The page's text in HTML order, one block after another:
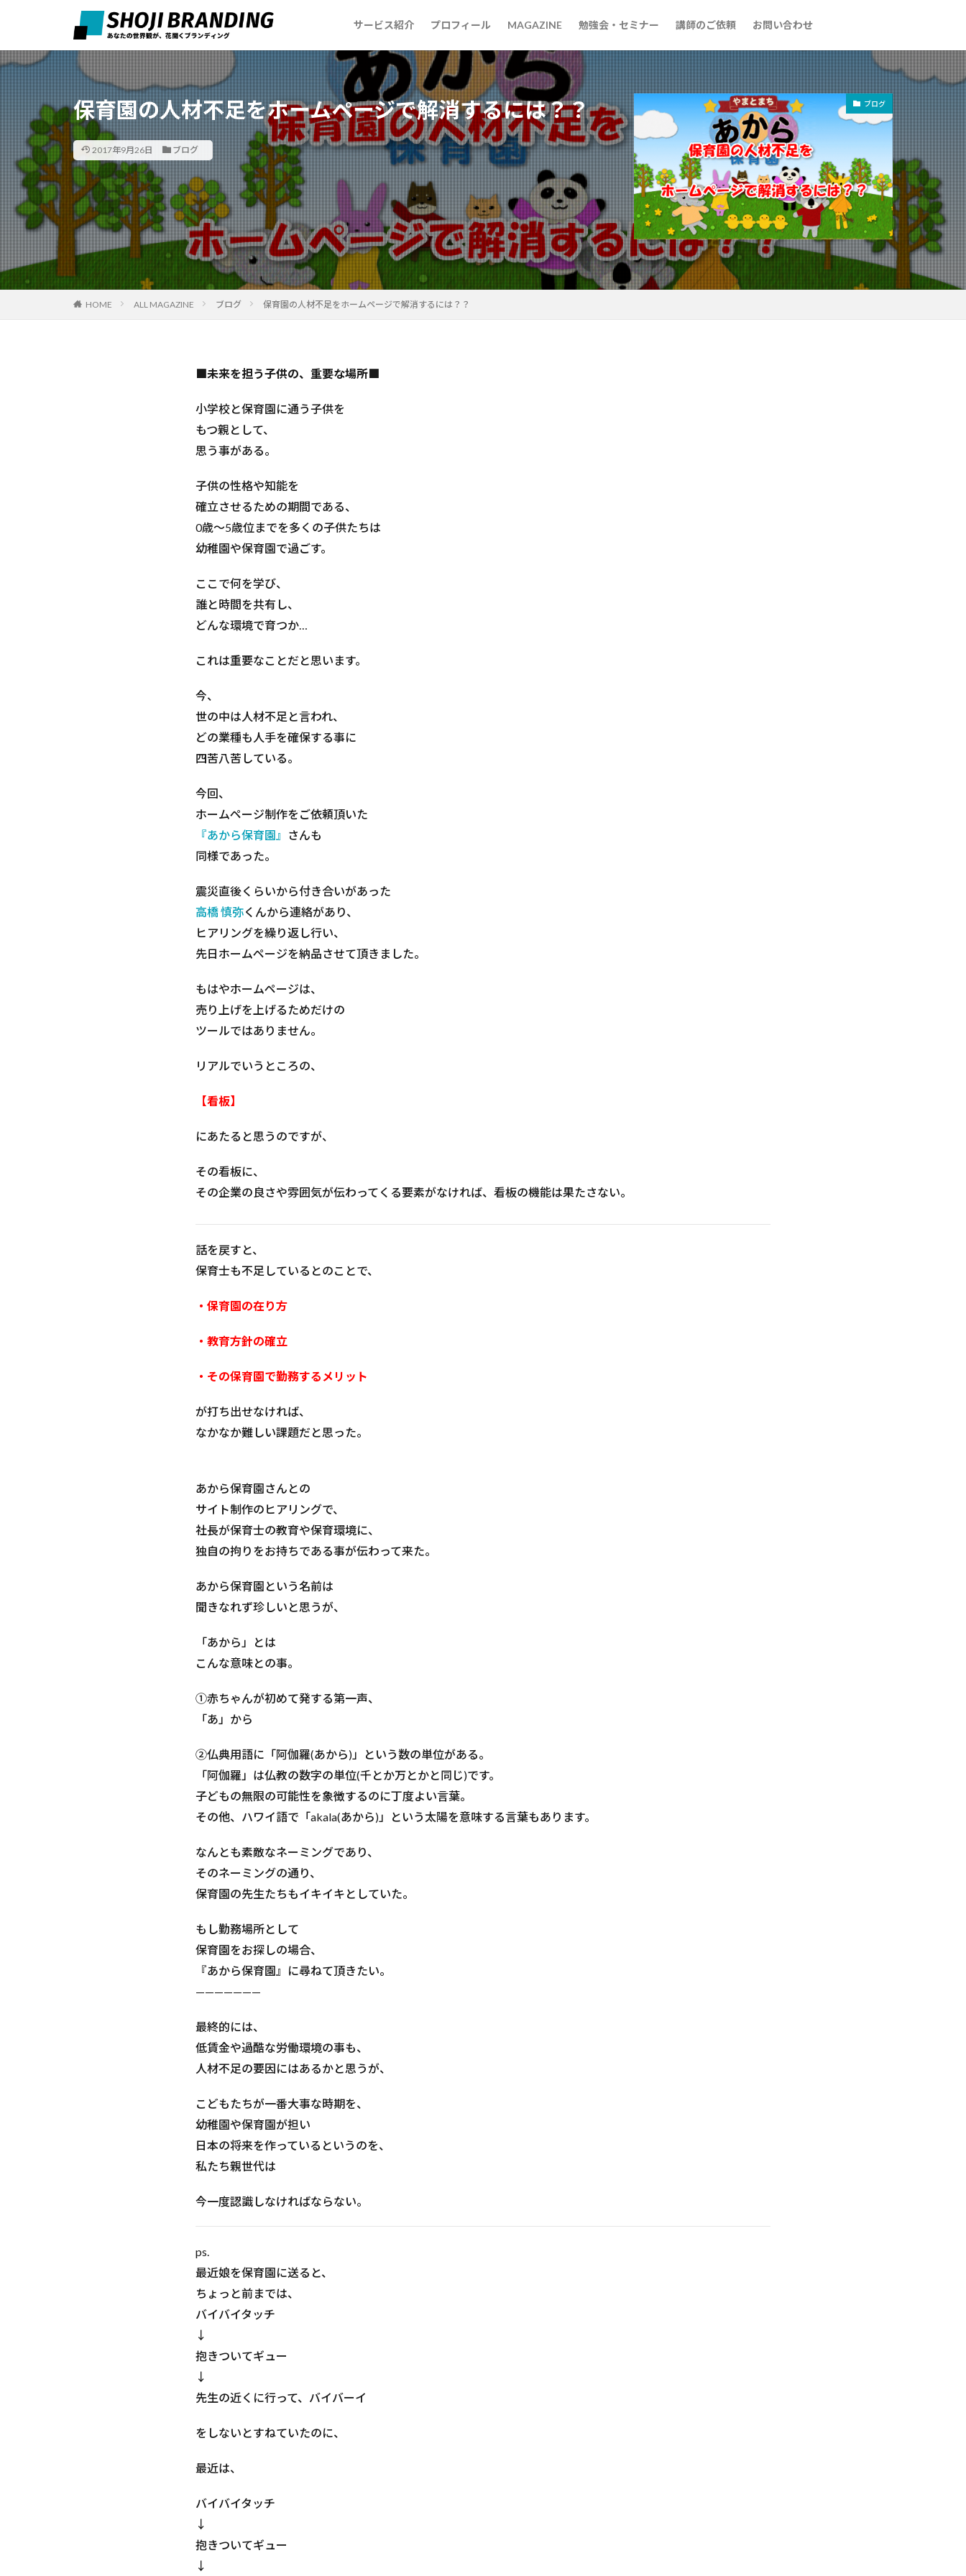
サービス紹介 プロフィール MAGAZINE 勉強会・セミナー 講師のご依頼 お問い合わせ
保育園の人材不足をホームページで解消するには？？
2017年9月26日 ブログ
ブログ
HOME ALL MAGAZINE ブログ 保育園の人材不足をホームページで解消するには？？
■未来を担う子供の、重要な場所■
小学校と保育園に通う子供を
もつ親として、
思う事がある。
子供の性格や知能を
確立させるための期間である、
0歳〜5歳位までを多くの子供たちは
幼稚園や保育園で過ごす。
ここで何を学び、
誰と時間を共有し、
どんな環境で育つか…
これは重要なことだと思います。
今、
世の中は人材不足と言われ、
どの業種も人手を確保する事に
四苦八苦している。
今回、
ホームページ制作をご依頼頂いた
『あから保育園』
さんも
同様であった。
震災直後くらいから付き合いがあった
高橋 慎弥くんから連絡があり、
ヒアリングを繰り返し行い、
先日ホームページを納品させて頂きました。
もはやホームページは、
売り上げを上げるためだけの
ツールではありません。
リアルでいうところの、
【看板】
にあたると思うのですが、
その看板に、
その企業の良さや雰囲気が伝わってくる要素がなければ、看板の機能は果たさない。
話を戻すと、
保育士も不足しているとのことで、
・保育園の在り方
・教育方針の確立
・その保育園で勤務するメリット
が打ち出せなければ、
なかなか難しい課題だと思った。
あから保育園さんとの
サイト制作のヒアリングで、
社長が保育士の教育や保育環境に、
独自の拘りをお持ちである事が伝わって来た。
あから保育園という名前は
聞きなれず珍しいと思うが、
「あから」とは
こんな意味との事。
①赤ちゃんが初めて発する第一声、
「あ」から
②仏典用語に「阿伽羅(あから)」という数の単位がある。
「阿伽羅」は仏教の数字の単位(千とか万とかと同じ)です。
子どもの無限の可能性を象徴するのに丁度よい言葉。
その他、ハワイ語で「akala(あから)」という太陽を意味する言葉もあります。
なんとも素敵なネーミングであり、
そのネーミングの通り、
保育園の先生たちもイキイキとしていた。
もし勤務場所として
保育園をお探しの場合、
『あから保育園』に尋ねて頂きたい。
———————
最終的には、
低賃金や過酷な労働環境の事も、
人材不足の要因にはあるかと思うが、
こどもたちが一番大事な時期を、
幼稚園や保育園が担い
日本の将来を作っているというのを、
私たち親世代は
今一度認識しなければならない。
ps.
最近娘を保育園に送ると、
ちょっと前までは、
バイバイタッチ
↓
抱きついてギュー
↓
先生の近くに行って、バイバーイ
をしないとすねていたのに、
最近は、
バイバイタッチ
↓
抱きついてギュー
↓